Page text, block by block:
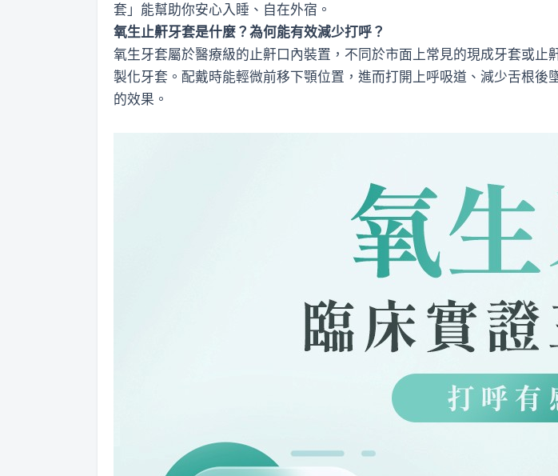
套」能幫助你安心入睡、自在外宿。
氧生止鼾牙套是什麼？為何能有效減少打呼？
氧生牙套屬於醫療級的止鼾口內裝置，不同於市面上常見的現成牙套或
製化牙套。配戴時能輕微前移下顎位置，進而打開上呼吸道、減少舌根
的效果。